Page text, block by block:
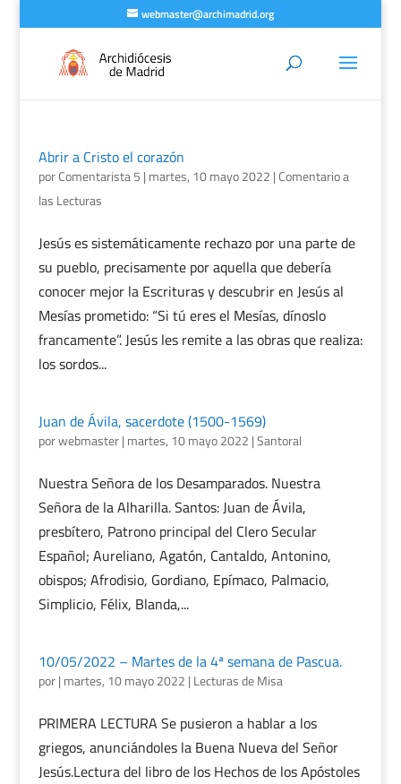
webmaster@archimadrid.org
Abrir a Cristo el corazón
porComentarista 5 | martes, 10 mayo 2022 |Comentario a
las Lecturas
Jesús es sistemáticamente rechazo por una parte de
su pueblo, precisamente por aquella que debería
conocer mejor la Escrituras y descubrir en Jesús al
Mesías prometido: “Si tú eres el Mesías, dínoslo
francamente”. Jesús les remite a las obras que realiza:
los sordos...
Juan de Ávila, sacerdote (1500-1569)
porwebmaster| martes, 10 mayo 2022 |Santoral
Nuestra Señora de los Desamparados. Nuestra
Señora de la Alharilla. Santos: Juan de Ávila,
presbítero, Patrono principal del Clero Secular
Español; Aureliano, Agatón, Cantaldo, Antonino,
obispos; Afrodisio, Gordiano, Epímaco, Palmacio,
Simplicio, Félix, Blanda,...
10/05/2022 – Martes de la 4ª semana de Pascua.
por| martes, 10 mayo 2022 | Lecturas de Misa
PRIMERA LECTURA Se pusieron a hablar a los
griegos, anunciándoles la Buena Nueva del Señor
Jesús.Lectura del libro de los Hechos de los Apóstoles